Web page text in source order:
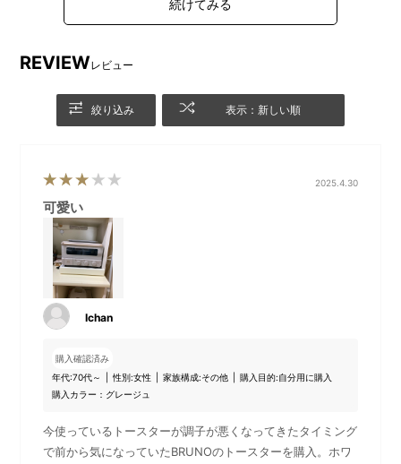
旧仕様
ダイヤルの形状変更とローレ
ット（滑り止めの凹凸）を追
旧仕様
新仕様
更しました。
REVIEWレビュー
絞り込み 表示：新しい順
2025.4.30
可愛い
Ichan
購入確認済み
年代:70代～ 性別:女性 家族構成:その他 購入目的:自分用に購入
購入カラー：グレージュ
今使っているトースターが調子が悪くなってきたタイミング
で前から気になっていたBRUNOのトースターを購入。ホワ